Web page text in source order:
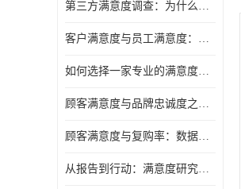
第三方满意度调查：为什么企业需要"外脑"视角
客户满意度与员工满意度：一枚硬币的两面
如何选择一家专业的满意度调研公司
顾客满意度与品牌忠诚度之间，隔着一层"体验管理"
顾客满意度与复购率：数据背后的商业逻辑
从报告到行动：满意度研究的落地之道